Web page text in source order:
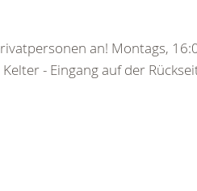
an! Montags,
- Eingang auf der